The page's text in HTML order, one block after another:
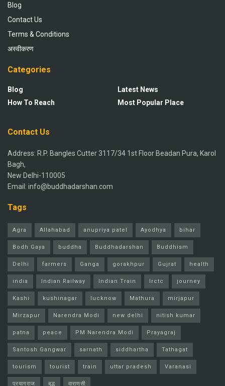
Blog
Contact Us
Terms & Conditions
अस्वीकरण
Categories
Blog
How To Reach
Latest News
Most Popular Place
Contact Us
Address: R.P. Bangles Cutter 3117/34 1st Floor Beadan Pura, Karol
Bagh,
New Delhi-110005
Email: info@buddhadarshan.com
Tags
Agra Allahabad anupriya patel Ayodhya bihar
Bodh Gaya buddha Buddhadarshan Buddhism
Delhi farmers Ganga gorakhpur Gujrat health
india Indian Railway Indian Train Irctc journey
Kashi kushinagar lucknow Mathura mirjapur
Mirzapur Narendra Modi new delhi nitish kumar
patna peace PM Narendra Modi Prayagraj
Santosh Gangwar sarnath siddhartha Tathagat
tourism tourist train uttar pradesh Varanasi
प्रयागराज बुद्ध वाराणसी